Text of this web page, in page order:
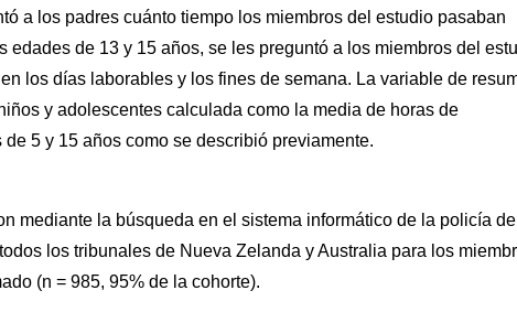
a los padres cuánto tiempo los miembros del estudio pasaban
de 13 y 15 años, se les preguntó a los miembros del
los días laborables y los fines de semana. La variable de
y adolescentes calculada como la media de horas de
5 y 15 años como se describió previamente.
mediante la búsqueda en el sistema informático de la policía de
los tribunales de Nueva Zelanda y Australia para los
(n = 985, 95% de la cohorte).